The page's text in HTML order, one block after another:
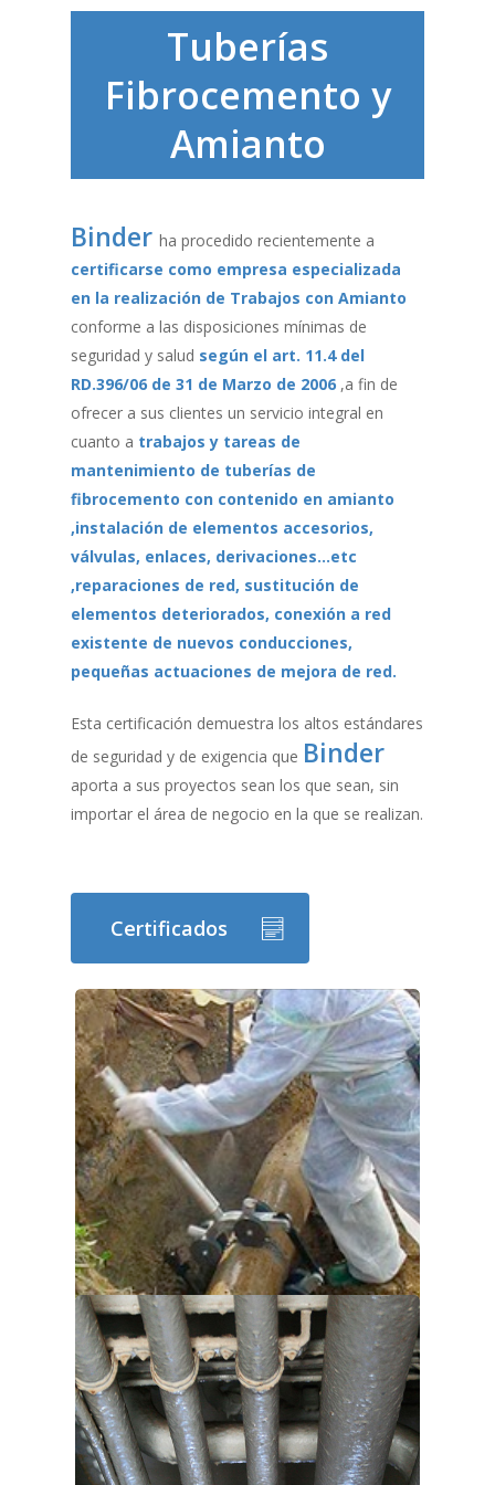
Tuberías
Fibrocemento y
Amianto
Binderha procedido recientemente a
certificarse como empresa especializada
en la realización de Trabajos con Amianto
conforme a las disposiciones mínimas de
seguridad y salud según el art. 11.4 del
RD.396/06 de 31 de Marzo de 2006 ,a fin de
ofrecer a sus clientes un servicio integral en
cuanto a trabajos y tareas de
mantenimiento de tuberías de
fibrocemento con contenido en amianto
,instalación de elementos accesorios,
válvulas, enlaces, derivaciones…etc
,reparaciones de red, sustitución de
elementos deteriorados, conexión a red
existente de nuevos conducciones,
pequeñas actuaciones de mejora de red.
Esta certificación demuestra los altos estándares
de seguridad y de exigencia que Binder
aporta a sus proyectos sean los que sean, sin
importar el área de negocio en la que se realizan.
Certificados